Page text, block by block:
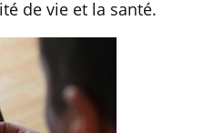
de vie et la santé.